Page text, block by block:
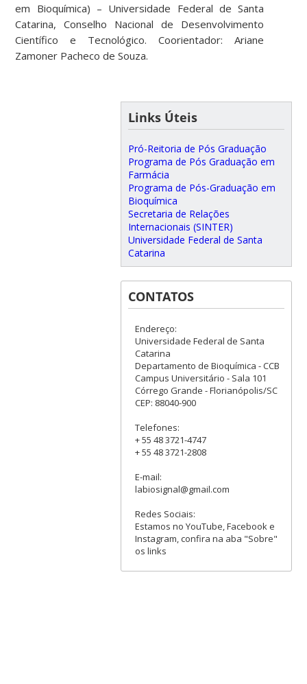
em Bioquímica) – Universidade Federal de Santa
Catarina, Conselho Nacional de Desenvolvimento
Científico e Tecnológico. Coorientador: Ariane
Zamoner Pacheco de Souza.
Links Úteis
Pró-Reitoria de Pós Graduação
Programa de Pós Graduação em
Farmácia
Programa de Pós-Graduação em
Bioquímica
Secretaria de Relações
Internacionais (SINTER)
Universidade Federal de Santa
Catarina
CONTATOS
Endereço:
Universidade Federal de Santa
Catarina
Departamento de Bioquímica - CCB
Campus Universitário - Sala 101
Córrego Grande - Florianópolis/SC
CEP: 88040-900
Telefones:
+ 55 48 3721-4747
+ 55 48 3721-2808
E-mail:
labiosignal@gmail.com
Redes Sociais:
Estamos no YouTube, Facebook e
Instagram, confira na aba "Sobre"
os links